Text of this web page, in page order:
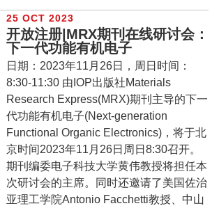
25 OCT 2023
开放注册|MRX期刊在线研讨会：
下一代功能有机电子
日期：2023年11月26日，周日时间：
8:30-11:30 由IOP出版社Materials
Research Express(MRX)期刊主导的下一
代功能有机电子(Next-generation
Functional Organic Electronics)，将于北
京时间2023年11月26日周日8:30召开。
期刊编委电子科技大学黄伟教授将担任本
次研讨会的主席。同时还邀请了美国佐治
亚理工学院Antonio Facchetti教授、中山